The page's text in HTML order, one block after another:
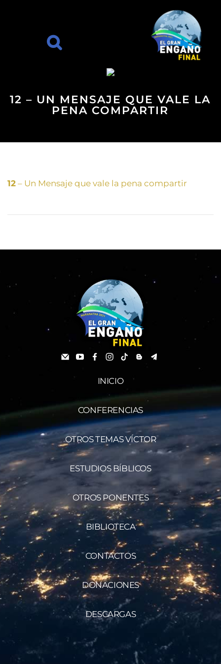
12 – UN MENSAJE QUE VALE LA
PENA COMPARTIR
12 – Un Mensaje que vale la pena compartir
INICIO
CONFERENCIAS
OTROS TEMAS VÍCTOR
ESTUDIOS BÍBLICOS
OTROS PONENTES
BIBLIOTECA
CONTACTOS
DONACIONES
DESCARGAS